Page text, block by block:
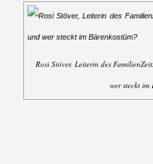
Rosi Stöver, Leiterin des
wer steckt im